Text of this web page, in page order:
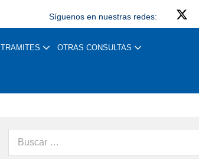
Síguenos en nuestras redes:
TRAMITES OTRAS CONSULTAS